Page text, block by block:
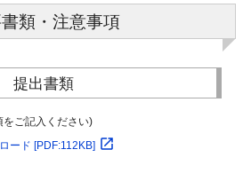
類・注意事項
提出書類
ご記入ください)
ード [PDF:112KB]